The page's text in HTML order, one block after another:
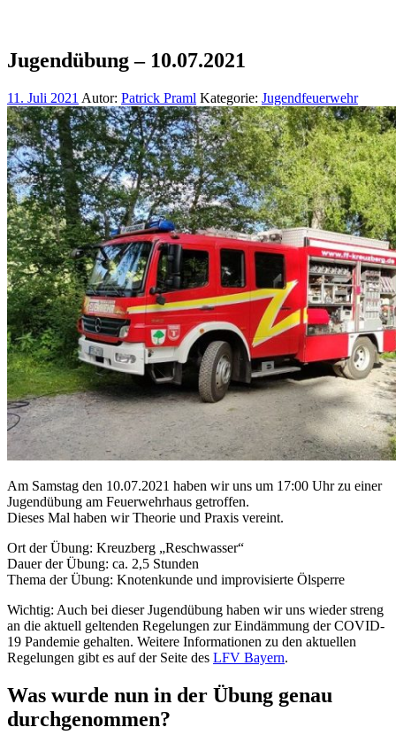
Jugendübung – 10.07.2021
11. Juli 2021 Autor: Patrick Praml Kategorie: Jugendfeuerwehr
Am Samstag den 10.07.2021 haben wir uns um 17:00 Uhr zu einer
Jugendübung am Feuerwehrhaus getroffen.
Dieses Mal haben wir Theorie und Praxis vereint.
Ort der Übung: Kreuzberg „Reschwasser“
Dauer der Übung: ca. 2,5 Stunden
Thema der Übung: Knotenkunde und improvisierte Ölsperre
Wichtig: Auch bei dieser Jugendübung haben wir uns wieder streng
an die aktuell geltenden Regelungen zur Eindämmung der COVID-
19 Pandemie gehalten. Weitere Informationen zu den aktuellen
Regelungen gibt es auf der Seite des LFV Bayern.
Was wurde nun in der Übung genau
durchgenommen?